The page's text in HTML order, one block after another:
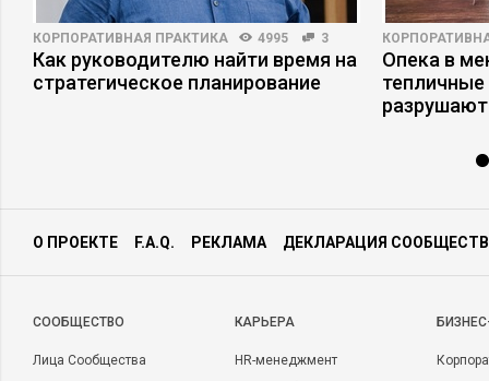
КОРПОРАТИВНАЯ ПРАКТИКА 4995 3
Как руководителю найти время на
стратегическое планирование
Опека в
О ПРОЕКТЕ F.A.Q. РЕКЛАМА ДЕКЛАРАЦИЯ
CООБЩЕСТВО
Лица Сообщества
КАРЬЕРА
HR-менеджмент